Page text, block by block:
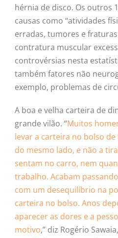
hérnia de disco. Os outros
causas como “atividades
erradas, tumores e
contratura muscular
controvérsias nesta
também fatores não
exemplo, problemas de
A boa e velha carteira de
grande vilão. “Muitos
levar a carteira no bolso
do mesmo lado, e não a
sentam no carro, nem
trabalho. Acabam
com um desequilíbrio na
carteira no bolso. Anos
aparecer as dores e a
motivo,” diz Rogério